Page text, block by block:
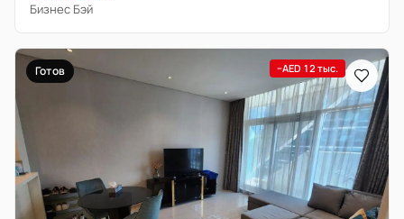
Бизнес Бэй
Готов −AED 12 тыс.